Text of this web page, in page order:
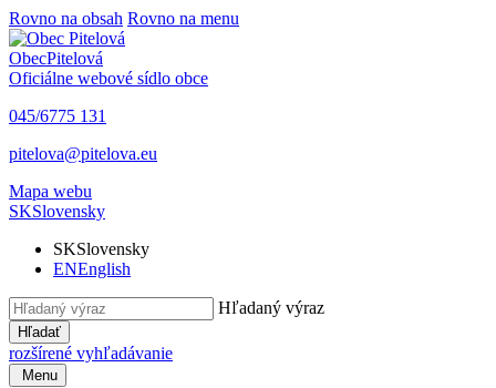
Rovno na obsah Rovno na menu
ObecPitelová
Oficiálne webové sídlo obce
045/6775 131
pitelova@pitelova.eu
Mapa webu
SKSlovensky
SKSlovensky
ENEnglish
Hľadaný výraz
Hľadať
rozšírené vyhľadávanie
Menu